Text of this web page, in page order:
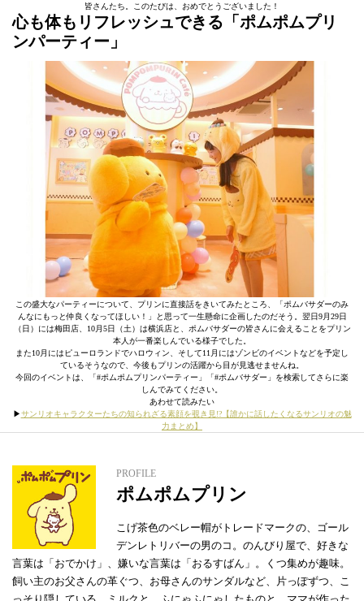
皆さんたち。このたびは、おめでとうございました！
心も体もリフレッシュできる「ポムポムプリ
ンパーティー」
この盛大なパーティーについて、プリンに直接話をきいてみたところ、「ポムバサダーのみ
んなにもっと仲良くなってほしい！」と思って一生懸命に企画したのだそう。翌日9月29日
（日）には梅田店、10月5日（土）は横浜店と、ポムバサダーの皆さんに会えることをプリン
本人が一番楽しんでいる様子でした。
また10月にはピューロランドでハロウィン、そして11月にはゾンビのイベントなどを予定し
ているそうなので、今後もプリンの活躍から目が見逃せませんね。
今回のイベントは、「#ポムポムプリンパーティー」「#ポムバサダー」を検索してさらに楽
しんでみてください。
あわせて読みたい
▶︎サンリオキャラクターたちの知られざる素顔を覗き見!?【誰かに話したくなるサンリオの魅
力まとめ】
PROFILE
ポムポムプリン
こげ茶色のベレー帽がトレードマークの、ゴール
デンレトリバーの男のコ。のんびり屋で、好きな
言葉は「おでかけ」、嫌いな言葉は「おるすばん」。くつ集めが趣味。
飼い主のお父さんの革ぐつ、お母さんのサンダルなど、片っぽずつ、こ